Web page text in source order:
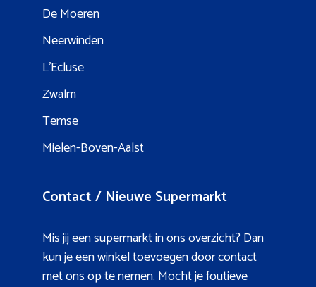
De Moeren
Neerwinden
L’Ecluse
Zwalm
Temse
Mielen-Boven-Aalst
Contact / Nieuwe Supermarkt
Mis jij een supermarkt in ons overzicht? Dan
kun je een winkel toevoegen door contact
met ons op te nemen. Mocht je foutieve